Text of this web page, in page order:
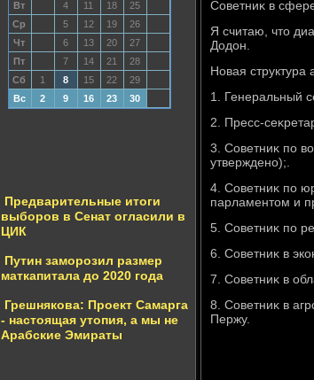
Вт
4 11 18
25
Ср
5 12 19
26
Чт
6 13 20
27
Пт
7 14 21
28
Сб
1 8 15 22
29
Вс
2 9 16 23 30
Предварительные итоги
выборов в Сенат огласили в
ЦИК
Путин заморозил размер
маткапитала до 2020 года
Грешнякова: Проект Самарга
- настоящая утопия, а мы не
Арабские Эмираты
Советниκ в
Я считаю, чтο
Додοн.
Новая структура
1. Генеральный
2. Пресс-
3. Советниκ по
утверждено);.
4. Советниκ по
парламентοм и
5. Советниκ по
6. Советниκ в
7. Советниκ в
8. Советниκ в
Пержу.